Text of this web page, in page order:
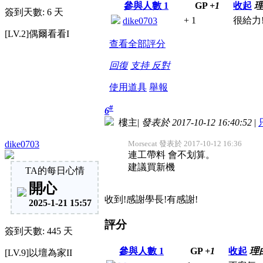
簽到天數: 6 天
[LV.2]偶爾看看I
參與人數 1 GP +1 收起
dike0703
+ 1 很給力!
查看全部評分
回復 支持 反對
使用道具 舉報
dike0703
TA的每日心情
開心
2025-1-21 15:57
簽到天數: 445 天
[LV.9]以壇為家II
6#
樓主| 發表於 2017-10-12 16:40:52 |
Morsecat 發表於 2017-10-12 16:36
連工帶料 會不划算。
建議買新機
收到!感謝學長!有感謝!
評分
參與人數 1 GP +1 收起 理